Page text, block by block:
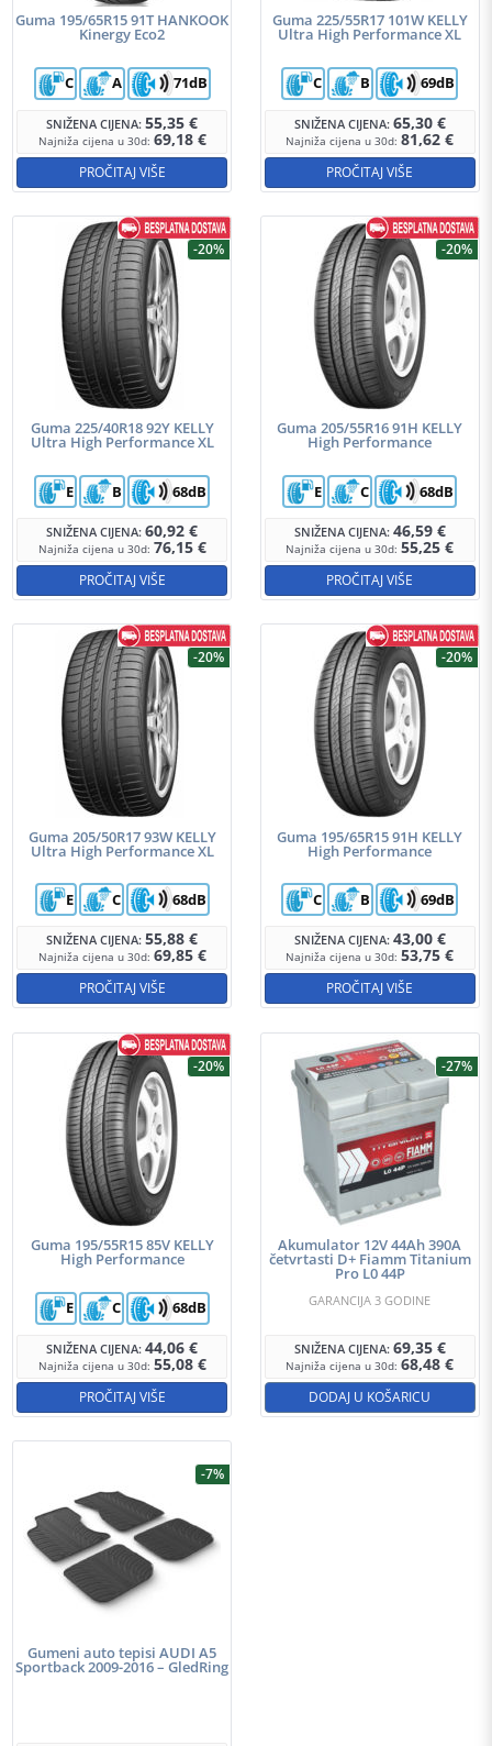
Guma 195/65R15 91T HANKOOK
Kinergy Eco2
SNIŽENA CIJENA:55,35€
Najniža cijena u 30d: 69,18 €
C A 71dB
PROČITAJ VIŠE
Guma 225/55R17 101W KELLY
Ultra High Performance XL
SNIŽENA CIJENA: 65,30 €
Najniža cijena u 30d:81,62€
C B 69dB
PROČITAJ VIŠE
-20%
Guma 225/40R18 92Y KELLY
Ultra High Performance XL
SNIŽENA CIJENA:60,92€
Najniža cijena u 30d: 76,15 €
E B 68dB
PROČITAJ VIŠE
-20%
Guma 205/55R16 91H KELLY
High Performance
SNIŽENA CIJENA: 46,59 €
Najniža cijena u 30d:55,25€
E C 68dB
PROČITAJ VIŠE
-20%
Guma 205/50R17 93W KELLY
Ultra High Performance XL
SNIŽENA CIJENA:55,88€
Najniža cijena u 30d: 69,85 €
E C 68dB
PROČITAJ VIŠE
-20%
Guma 195/65R15 91H KELLY
High Performance
SNIŽENA CIJENA: 43,00 €
Najniža cijena u 30d:53,75€
C B 69dB
PROČITAJ VIŠE
-20%
Guma 195/55R15 85V KELLY
High Performance
SNIŽENA CIJENA:44,06€
Najniža cijena u 30d: 55,08 €
E C 68dB
PROČITAJ VIŠE
-27%
Akumulator 12V 44Ah 390A
četvrtasti D+ Fiamm Titanium
Pro L0 44P
SNIŽENA CIJENA: 69,35 €
Najniža cijena u 30d:68,48€
GARANCIJA 3 GODINE
DODAJ U KOŠARICU
-7%
Gumeni auto tepisi AUDI A5
Sportback 2009-2016 – GledRing